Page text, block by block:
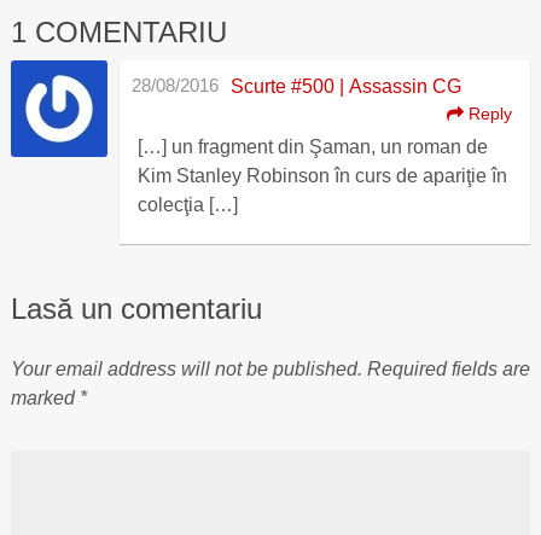
1 COMENTARIU
Scurte #500 | Assassin CG
28/08/2016
Reply
[…] un fragment din Şaman, un roman de
Kim Stanley Robinson în curs de apariţie în
colecţia […]
Lasă un comentariu
Your email address will not be published. Required fields are
marked *